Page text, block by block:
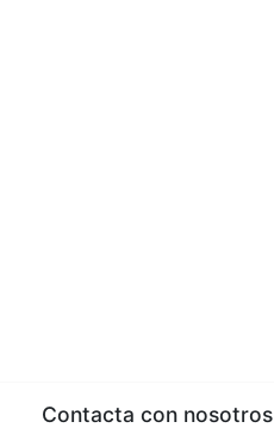
Contacta con nosotros